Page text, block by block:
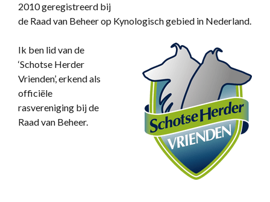
2010 geregistreerd bij
de Raad van Beheer op Kynologisch gebied in Nederland.
Ik ben lid van de
‘Schotse Herder
Vrienden’, erkend als
officiële
rasvereniging bij de
Raad van Beheer.